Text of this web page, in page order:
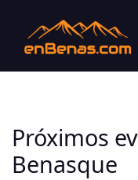
Próximos
Benasque